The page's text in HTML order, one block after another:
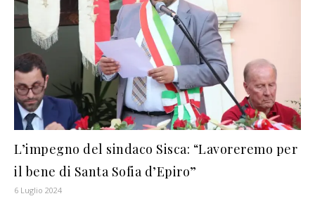
L’impegno del sindaco Sisca: “Lavoreremo per
il bene di Santa Sofia d’Epiro”
6 Luglio 2024